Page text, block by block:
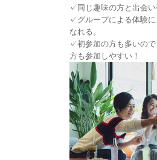
✓同じ趣味の方と出会
✓グループによる体験に
なれる。
✓初参加の方も多いの
方も参加しやすい！